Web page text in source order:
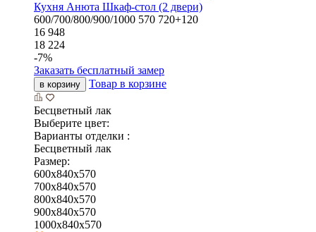
Кухня Анюта Шкаф-стол (2 двери)
600/700/800/900/1000 570 720+120
16 948
18 224
-7%
Заказать бесплатный замер
в корзину Товар в корзине
Бесцветный лак
Выберите цвет:
Варианты отделки :
Бесцветный лак
Размер:
600x840x570
700x840x570
800x840x570
900x840x570
1000x840x570